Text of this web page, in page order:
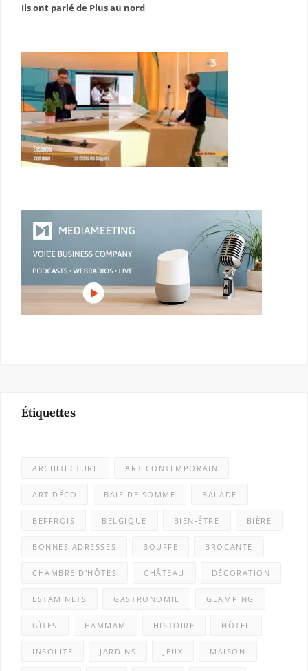
Ils ont parlé de Plus au nord
Étiquettes
ARCHITECTURE ART CONTEMPORAIN
ART DÉCO BAIE DE SOMME BALADE
BEFFROIS BELGIQUE BIEN-ÊTRE BIÈRE
BONNES ADRESSES BOUFFE BROCANTE
CHAMBRE D'HÔTES CHÂTEAU DÉCORATION
ESTAMINETS GASTRONOMIE GLAMPING
GÎTES HAMMAM HISTOIRE HÔTEL
INSOLITE JARDINS JEUX MAISON